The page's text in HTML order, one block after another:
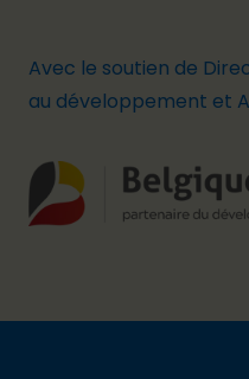
Avec le soutien de
au développement et